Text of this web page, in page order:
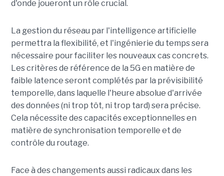
d'onde joueront un rôle crucial.
La gestion du réseau par l'intelligence artificielle
permettra la flexibilité, et l'ingénierie du temps sera
nécessaire pour faciliter les nouveaux cas concrets.
Les critères de référence de la 5G en matière de
faible latence seront complétés par la prévisibilité
temporelle, dans laquelle l'heure absolue d'arrivée
des données (ni trop tôt, ni trop tard) sera précise.
Cela nécessite des capacités exceptionnelles en
matière de synchronisation temporelle et de
contrôle du routage.
Face à des changements aussi radicaux dans les